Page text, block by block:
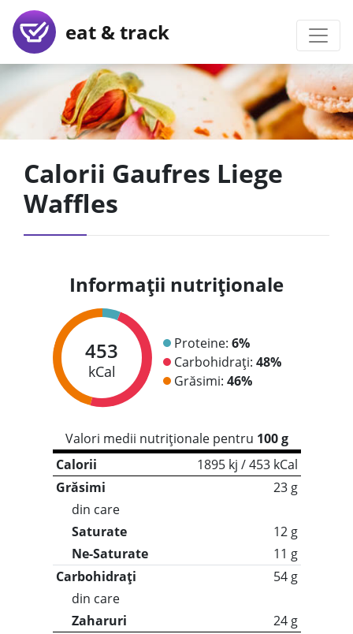
eat & track
Calorii Gaufres Liege
Waffles
Informații nutriționale
453
kCal
Proteine: 6%
Carbohidrați: 48%
Grăsimi: 46%
Valori medii nutriționale pentru 100 g
Calorii
1895 kj / 453 kCal
Grăsimi
23 g
din care
Saturate
12 g
Ne-Saturate
11 g
Carbohidrați
54 g
din care
Zaharuri
24 g